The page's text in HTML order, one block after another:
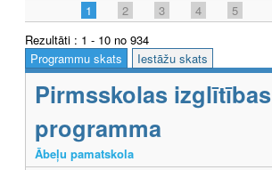
1 2 3 4 5
Rezultāti : 1 - 10 no 934
Programmu skats
Iestāžu skats
Pirmsskolas izglītības
programma
Ābeļu pamatskola